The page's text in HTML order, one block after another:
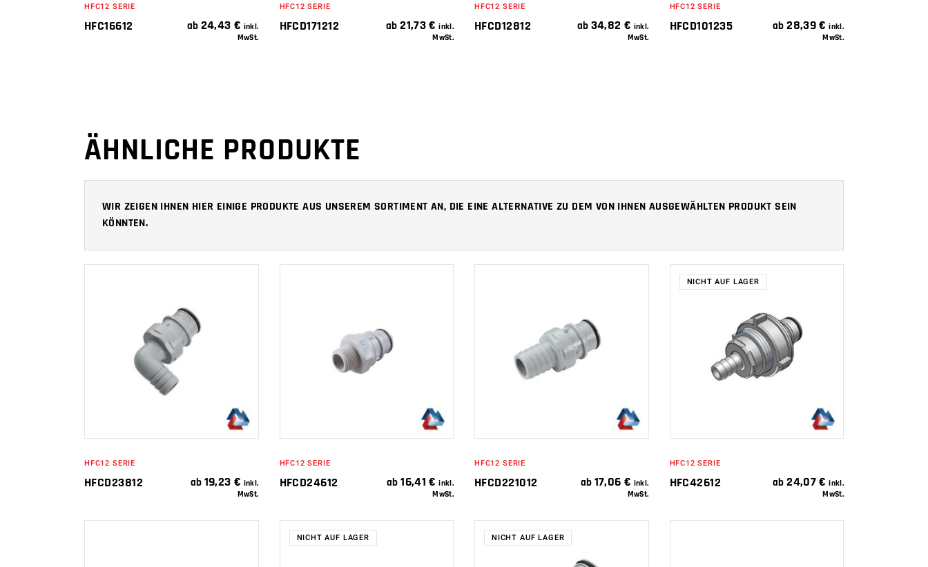
HFC12 SERIE
HFC16612 ab 24,43 € inkl.
MwSt.
HFC12 SERIE
HFCD171212 ab21,73€ inkl.
MwSt.
HFC12 SERIE
HFCD12812 ab 34,82 € inkl.
MwSt.
HFC12 SERIE
HFCD101235 ab28,39€ inkl.
MwSt.
ÄHNLICHE PRODUKTE
WIR ZEIGEN IHNEN HIER EINIGE PRODUKTE AUS UNSEREM SORTIMENT AN, DIE EINE ALTERNATIVE ZU DEM VON IHNEN AUSGEWÄHLTEN PRODUKT SEIN
KÖNNTEN.
IN DEN
WARENKORB
HFC12 SERIE
HFCD23812 ab 19,23 € inkl.
MwSt.
IN DEN
WARENKORB
HFC12 SERIE
HFCD24612 ab16,41€ inkl.
MwSt.
IN DEN
WARENKORB
HFC12 SERIE
HFCD221012 ab 17,06 € inkl.
MwSt.
NICHT AUF LAGER
WEITERLESEN
HFC12 SERIE
HFC42612 ab24,07€ inkl.
MwSt.
NICHT AUF LAGER NICHT AUF LAGER